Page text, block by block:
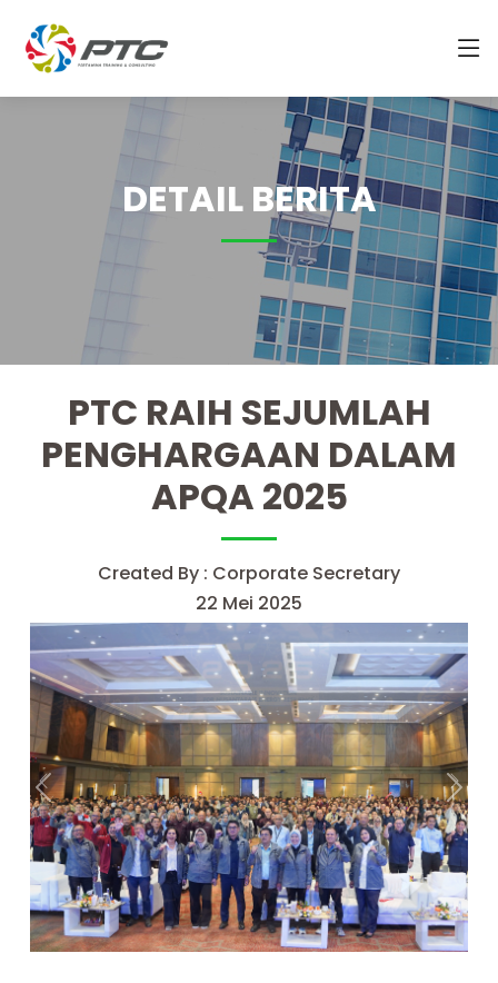
DETAIL BERITA
PTC RAIH SEJUMLAH
PENGHARGAAN DALAM
APQA 2025
Created By : Corporate Secretary
22 Mei 2025